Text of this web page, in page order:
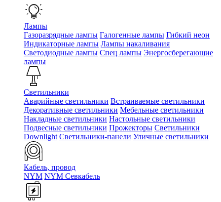
Лампы
Газоразрядные лампы Галогенные лампы Гибкий неон
Индикаторные лампы Лампы накаливания
Светодиодные лампы Спец лампы Энергосберегающие
лампы
Светильники
Аварийные светильники Встраиваемые светильники
Декоративные светильники Мебельные светильники
Накладные светильники Настольные светильники
Подвесные светильники Прожекторы Светильники
Downlight Светильники-панели Уличные светильники
Кабель, провод
NYM NYM Севкабель